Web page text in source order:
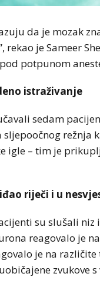
da je mozak
rekao je Sameer
potpunom
istraživanje
sedam
režnja
igle – tim je
riječi i u
su slušali
reagovalo je
je na
zvukove